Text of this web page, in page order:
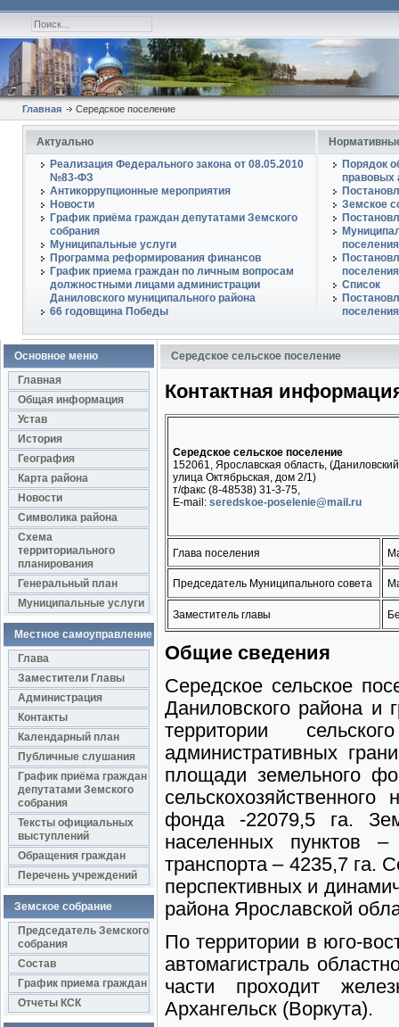
Главная Середское поселение
Актуально
Реализация Федерального закона от 08.05.2010
№83-ФЗ
Антикоррупционные мероприятия
Новости
График приёма граждан депутатами Земского
собрания
Муниципальные услуги
Программа реформирования финансов
График приема граждан по личным вопросам
должностными лицами администрации
Даниловского муниципального района
66 годовщина Победы
Порядок
правовых
Земское
поселения
поселения
Список
поселения
Основное меню
Главная
Общая информация
Устав
История
География
Карта района
Новости
Символика района
Схема
территориального
планирования
Генеральный план
Муниципальные услуги
Местное самоуправление
Глава
Заместители Главы
Администрация
Контакты
Календарный план
Публичные слушания
График приёма граждан
депутатами Земского
собрания
Тексты официальных
выступлений
Обращения граждан
Перечень учреждений
Земское собрание
Председатель Земского
собрания
Состав
График приема граждан
Отчеты КСК
Середское сельское поселение
Контактная
Середское сельское поселение
152061, Ярославская область,
улица Октябрьская, дом 2/1)
т/факс (8-48538) 31-3-75,
E-mail: seredskoe-poselenie@mail.ru
Глава поселения
Председатель Муниципального совета
Заместитель главы
Общие сведения
Середское сельское
Даниловского района и
территории
административных
площади земельного
фонда -22079,5 га.
населенных пунктов
транспорта – 4235,7 га.
перспективных и
района Ярославской
По территории в юго-
автомагистраль
части проходит
Архангельск (Воркута).